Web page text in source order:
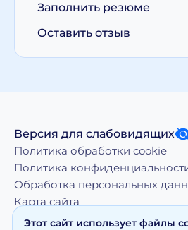
Заполнить резюме
Оставить отзыв
Версия для слабовидящих
Политика обработки cookie
Политика
Обработка персональных
Карта сайта
Этот сайт использует файлы